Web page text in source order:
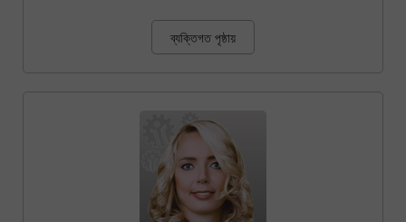
ব্যক্তিগত পৃষ্ঠায়